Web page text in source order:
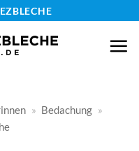
» Bedachung »